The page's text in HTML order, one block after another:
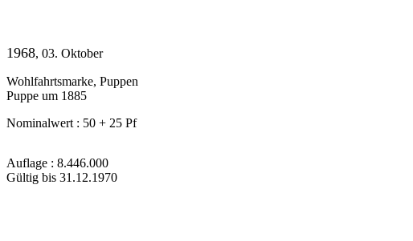
1968, 03. Oktober
Wohlfahrtsmarke, Puppen
Puppe um 1885
Nominalwert : 50 + 25 Pf
Auflage : 8.446.000
Gültig bis 31.12.1970